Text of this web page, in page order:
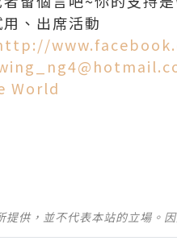
、出席活動
World
提供，並不代表本站的立場。